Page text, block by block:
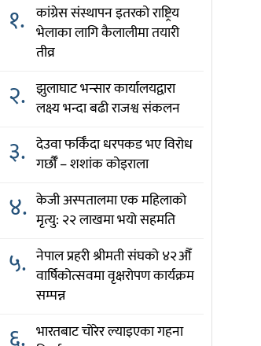
१. कांग्रेस संस्थापन इतरको राष्ट्रिय
भेलाका लागि कैलालीमा तयारी
तीव्र
२. झुलाघाट भन्सार कार्यालयद्वारा
लक्ष्य भन्दा बढी राजश्व संकलन
३. देउवा फर्किँदा धरपकड भए विरोध
गर्छौँं – शशांक कोइराला
४. केजी अस्पतालमा एक महिलाको
मृत्यु: २२ लाखमा भयो सहमति
५. नेपाल प्रहरी श्रीमती संघको ४२औँ
वार्षिकोत्सवमा वृक्षरोपण कार्यक्रम
सम्पन्न
भारतबाट चोरेर ल्याइएका गहना